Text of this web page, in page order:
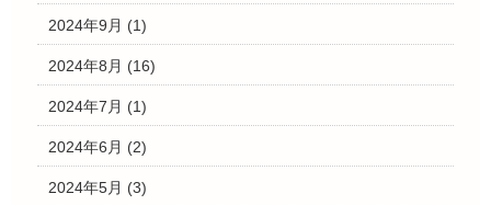
2024年9月 (1)
2024年8月 (16)
2024年7月 (1)
2024年6月 (2)
2024年5月 (3)